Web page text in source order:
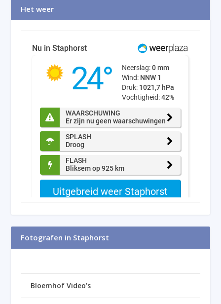
Het weer
Fotografen in Staphorst
Bloemhof Video’s